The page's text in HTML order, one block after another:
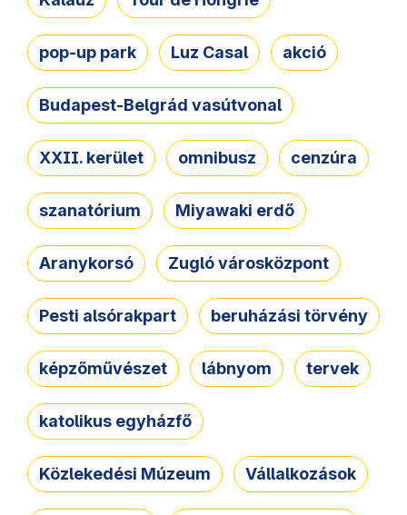
pop-up park Luz Casal akció
Budapest-Belgrád vasútvonal
XXII. kerület omnibusz cenzúra
szanatórium Miyawaki erdő
Aranykorsó Zugló városközpont
Pesti alsórakpart beruházási törvény
képzőművészet lábnyom tervek
katolikus egyházfő
Közlekedési Múzeum Vállalkozások